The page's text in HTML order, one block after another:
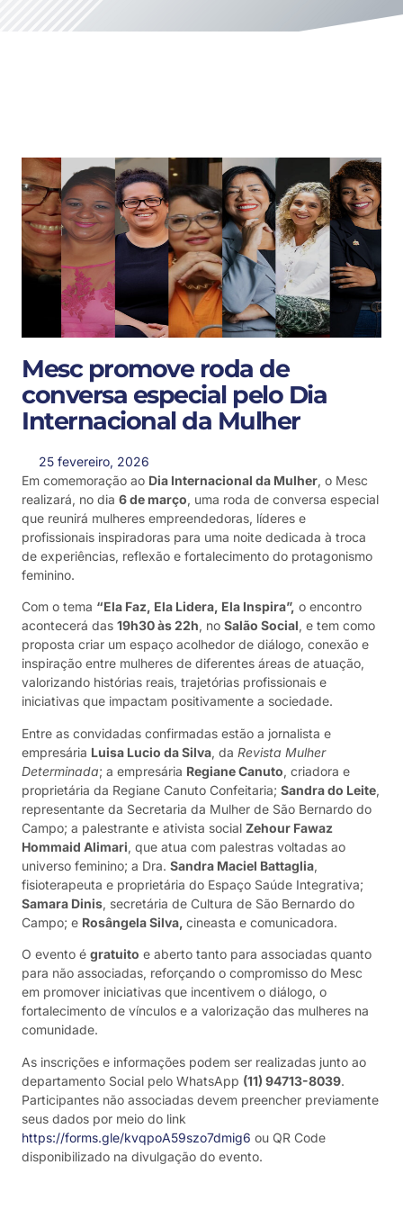
Mesc promove roda de
conversa especial pelo Dia
Internacional da Mulher
25 fevereiro, 2026
Em comemoração ao Dia Internacional da Mulher, o Mesc
realizará, no dia 6 de março, uma roda de conversa especial
que reunirá mulheres empreendedoras, líderes e
profissionais inspiradoras para uma noite dedicada à troca
de experiências, reflexão e fortalecimento do protagonismo
feminino.
Com o tema “Ela Faz, Ela Lidera, Ela Inspira”, o encontro
acontecerá das 19h30 às 22h, no Salão Social, e tem como
proposta criar um espaço acolhedor de diálogo, conexão e
inspiração entre mulheres de diferentes áreas de atuação,
valorizando histórias reais, trajetórias profissionais e
iniciativas que impactam positivamente a sociedade.
Entre as convidadas confirmadas estão a jornalista e
empresária Luisa Lucio da Silva, da Revista Mulher
Determinada; a empresária Regiane Canuto, criadora e
proprietária da Regiane Canuto Confeitaria; Sandra do Leite,
representante da Secretaria da Mulher de São Bernardo do
Campo; a palestrante e ativista social Zehour Fawaz
Hommaid Alimari, que atua com palestras voltadas ao
universo feminino; a Dra. Sandra Maciel Battaglia,
fisioterapeuta e proprietária do Espaço Saúde Integrativa;
Samara Dinis, secretária de Cultura de São Bernardo do
Campo; e Rosângela Silva, cineasta e comunicadora.
O evento é gratuito e aberto tanto para associadas quanto
para não associadas, reforçando o compromisso do Mesc
em promover iniciativas que incentivem o diálogo, o
fortalecimento de vínculos e a valorização das mulheres na
comunidade.
As inscrições e informações podem ser realizadas junto ao
departamento Social pelo WhatsApp (11) 94713-8039.
Participantes não associadas devem preencher previamente
seus dados por meio do link
https://forms.gle/kvqpoA59szo7dmig6 ou QR Code
disponibilizado na divulgação do evento.